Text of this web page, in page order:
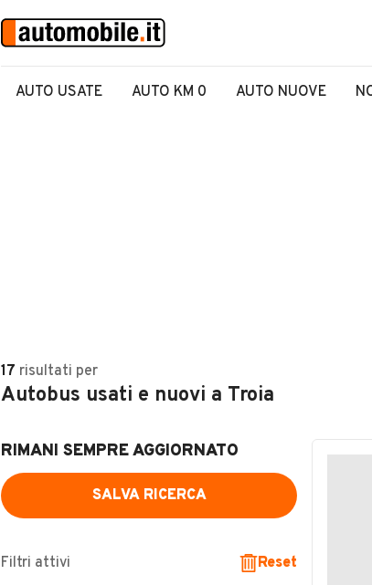
AUTO USATE AUTO KM 0 AUTO NUOVE
17 risultati per
Autobus usati e nuovi a Troia
RIMANI SEMPRE AGGIORNATO
SALVA RICERCA
Filtri attivi Reset